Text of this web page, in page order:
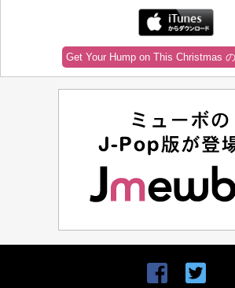
Get Your Hump on This Christmas